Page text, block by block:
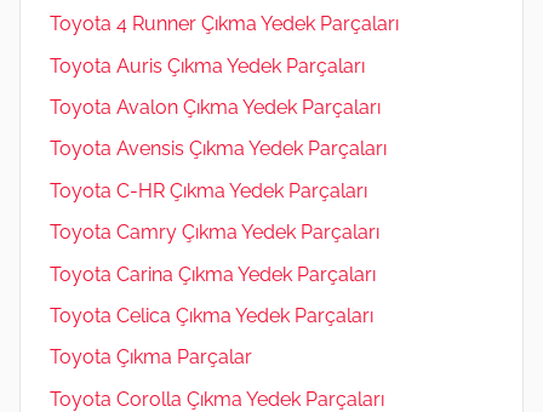
Toyota 4 Runner Çıkma Yedek Parçaları
Toyota Auris Çıkma Yedek Parçaları
Toyota Avalon Çıkma Yedek Parçaları
Toyota Avensis Çıkma Yedek Parçaları
Toyota C-HR Çıkma Yedek Parçaları
Toyota Camry Çıkma Yedek Parçaları
Toyota Carina Çıkma Yedek Parçaları
Toyota Celica Çıkma Yedek Parçaları
Toyota Çıkma Parçalar
Toyota Corolla Çıkma Yedek Parçaları